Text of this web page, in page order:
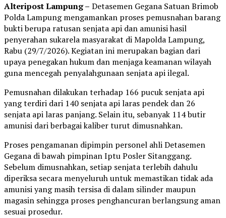
Alteripost Lampung – Detasemen Gegana Satuan Brimob
Polda Lampung mengamankan proses pemusnahan barang
bukti berupa ratusan senjata api dan amunisi hasil
penyerahan sukarela masyarakat di Mapolda Lampung,
Rabu (29/7/2026). Kegiatan ini merupakan bagian dari
upaya penegakan hukum dan menjaga keamanan wilayah
guna mencegah penyalahgunaan senjata api ilegal.
Pemusnahan dilakukan terhadap 166 pucuk senjata api
yang terdiri dari 140 senjata api laras pendek dan 26
senjata api laras panjang. Selain itu, sebanyak 114 butir
amunisi dari berbagai kaliber turut dimusnahkan.
Proses pengamanan dipimpin personel ahli Detasemen
Gegana di bawah pimpinan Iptu Posler Sitanggang.
Sebelum dimusnahkan, setiap senjata terlebih dahulu
diperiksa secara menyeluruh untuk memastikan tidak ada
amunisi yang masih tersisa di dalam silinder maupun
magasin sehingga proses penghancuran berlangsung aman
sesuai prosedur.